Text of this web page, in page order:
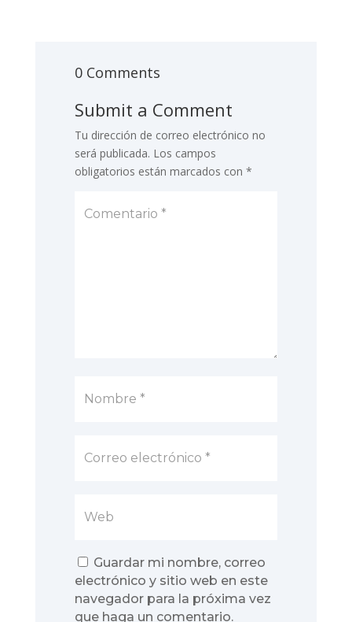
0 Comments
Submit a Comment
Tu dirección de correo electrónico no
será publicada. Los campos
obligatorios están marcados con *
Guardar mi nombre, correo
electrónico y sitio web en este
navegador para la próxima vez
que haga un comentario.